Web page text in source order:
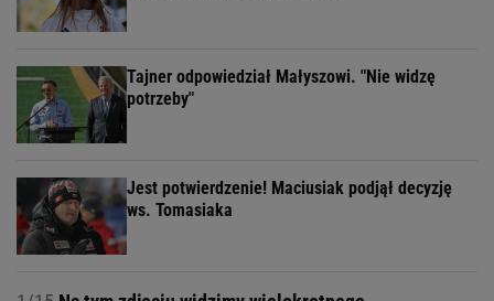
Tajner odpowiedział Małyszowi. "Nie widzę
potrzeby"
Jest potwierdzenie! Maciusiak podjął decyzję
ws. Tomasiaka